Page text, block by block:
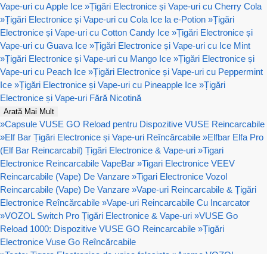
Vape-uri cu Apple Ice »Țigări Electronice și Vape-uri cu Cherry Cola
»Țigări Electronice și Vape-uri cu Cola Ice la e-Potion »Țigări
Electronice și Vape-uri cu Cotton Candy Ice »Țigări Electronice și
Vape-uri cu Guava Ice »Țigări Electronice și Vape-uri cu Ice Mint
»Țigări Electronice și Vape-uri cu Mango Ice »Țigări Electronice și
Vape-uri cu Peach Ice »Țigări Electronice și Vape-uri cu Peppermint
Ice »Țigări Electronice și Vape-uri cu Pineapple Ice »Țigări
Electronice și Vape-uri Fără Nicotină
Arată Mai Mult
»Capsule VUSE GO Reload pentru Dispozitive VUSE Reincarcabile
»Elf Bar Țigări Electronice și Vape-uri Reîncărcabile »Elfbar Elfa Pro
(Elf Bar Reincarcabil) Țigări Electronice & Vape-uri »Tigari
Electronice Reincarcabile VapeBar »Tigari Electronice VEEV
Reincarcabile (Vape) De Vanzare »Tigari Electronice Vozol
Reincarcabile (Vape) De Vanzare »Vape-uri Reincarcabile & Țigări
Electronice Reîncărcabile »Vape-uri Reincarcabile Cu Incarcator
»VOZOL Switch Pro Țigări Electronice & Vape-uri »VUSE Go
Reload 1000: Dispozitive VUSE GO Reincarcabile »Țigări
Electronice Vuse Go Reîncărcabile